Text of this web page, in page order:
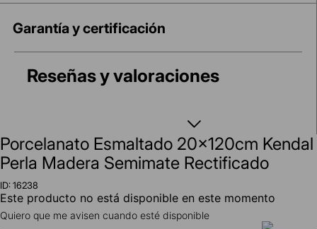
Garantía y certificación
Reseñas y valoraciones
Porcelanato Esmaltado 20x120cm Kendal
Perla Madera Semimate Rectificado
ID:16238
Este producto no está disponible en este momento
Quiero que me avisen cuando esté disponible